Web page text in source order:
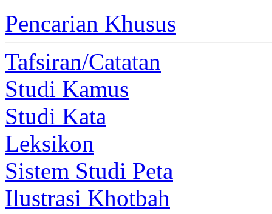
Pencarian Khusus
Tafsiran/Catatan
Studi Kamus
Studi Kata
Leksikon
Sistem Studi Peta
Ilustrasi Khotbah